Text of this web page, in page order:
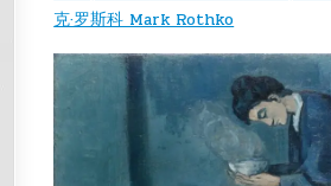
克·罗斯科 Mark Rothko